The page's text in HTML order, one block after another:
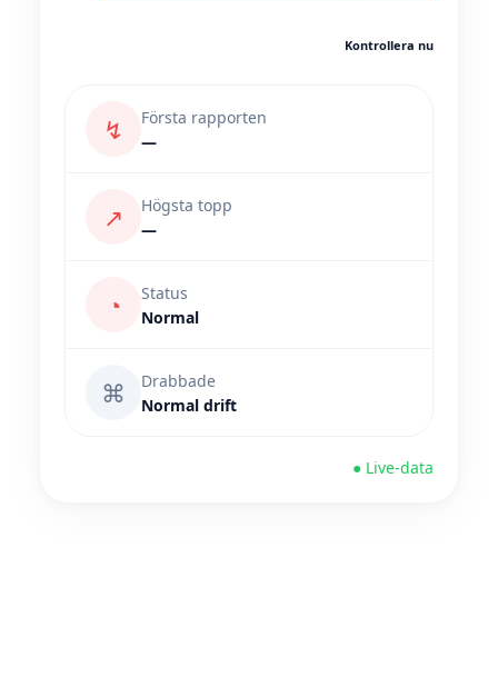
Kontrollera nu
↯
Första rapporten
—
↗
Högsta topp
—
◔
Status
Normal
⌘
Drabbade
Normal drift
● Live-data